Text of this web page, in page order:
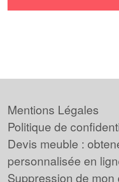
Mentions Légales
Politique de
Devis meuble :
personnalisée en
Suppression de mon